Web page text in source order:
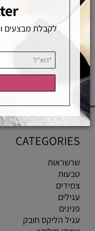
CATEGORIES
שרשראות
טבעות
צמידים
עגילים
פנינים
עגיל הליקס חובק
לקבלת מבצעים